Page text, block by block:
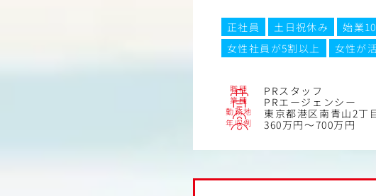
ポートフ
面接対策
正社員 土日祝休み 始業
女性社員が5割以上
女性が
職種 PRスタッフ
業種 PRエージェンシー
勤務地 東京都港区南青山2丁
年収例 360万円～700万円